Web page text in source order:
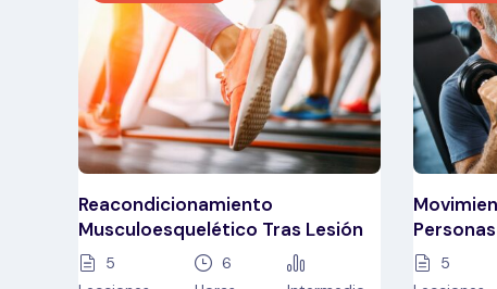
Reacondicionamiento
Musculoesquelético Tras Lesión
5
6
5